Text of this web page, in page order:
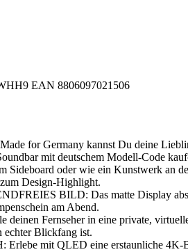
EAN 8806097021506
for Germany kannst Du deine
mit deutschem Modell-Code
oder wie ein Kunstwerk an
Design-Highlight.
BILD: Das matte Display
am Abend.
Fernseher in eine private,
echter Blickfang ist.
mit QLED eine erstaunliche 4K-